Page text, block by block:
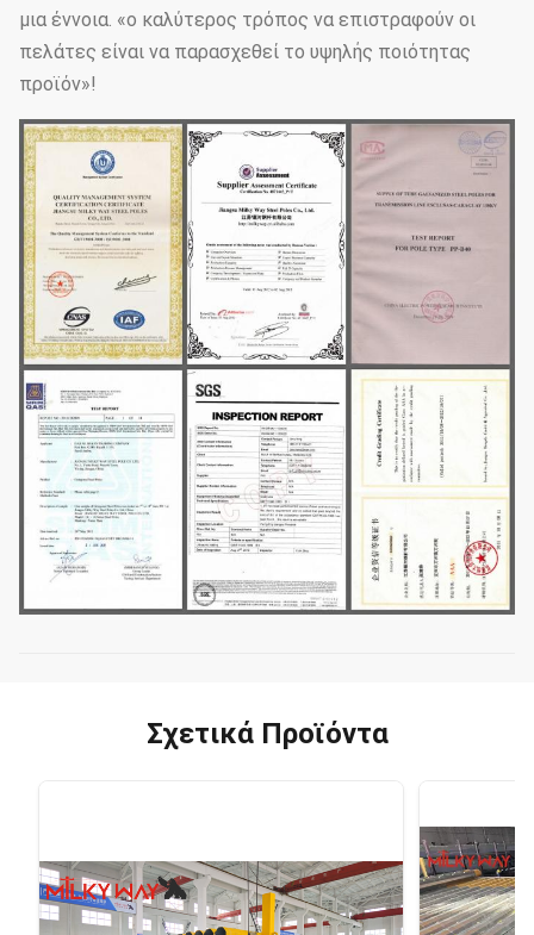
μια έννοια. «ο καλύτερος τρόπος να επιστραφούν οι
πελάτες είναι να παρασχεθεί το υψηλής ποιότητας
προϊόν»!
Σχετικά Προϊόντα